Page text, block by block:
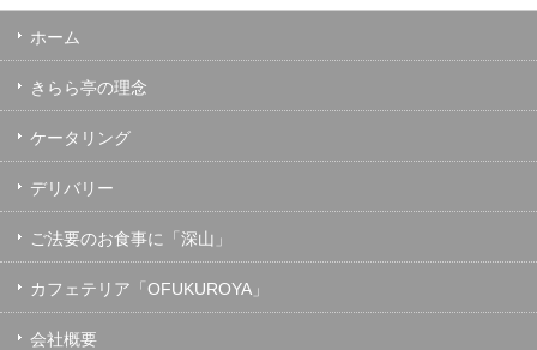
ホーム
きらら亭の理念
ケータリング
デリバリー
ご法要のお食事に「深山」
カフェテリア「OFUKUROYA」
会社概要